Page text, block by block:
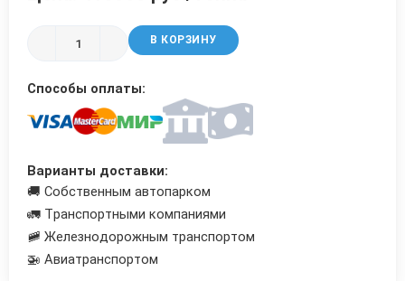
В КОРЗИНУ
Способы оплаты:
Варианты доставки:
🚚 Собственным автопарком
🚛 Транспортными компаниями
🚞 Железнодорожным транспортом
🚁 Авиатранспортом
Трубы в ВУС изоляции